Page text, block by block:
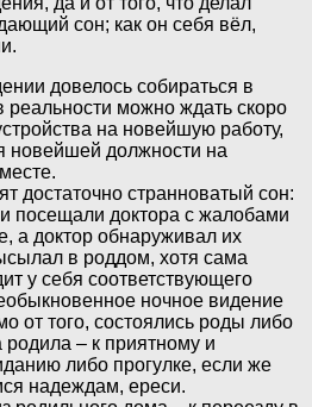
сон; как он себя вёл,
довелось собираться в
можно ждать скоро
на новейшую работу,
новейшей должности на
достаточно странноватый сон:
посещали доктора с жалобами
а доктор обнаруживал их
в роддом, хотя сама
у себя соответствующего
ночное видение
от того, состоялись роды либо
– к приятному и
либо прогулке, если же
надеждам, ереси.